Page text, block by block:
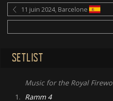
11 juin 2024, Barcelone
SETLIST
Music for the Royal
1. Ramm 4